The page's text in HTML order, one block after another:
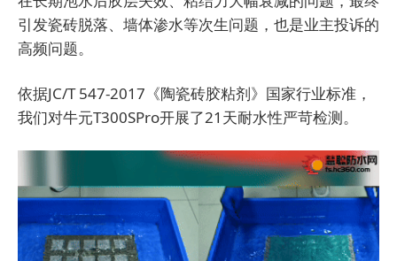
引发瓷砖脱落、墙体渗水等次生问题，也是业主投诉的
高频问题。
依据JC/T 547-2017《陶瓷砖胶粘剂》 国家行业标准，
我们对牛元T300SPro开展了21天耐水性严苛检测。